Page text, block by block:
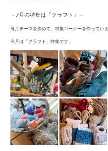
－ 7月の特集は「クラフト」 －
毎月テーマを決めて、特集コーナーを作っていま
今月は「クラフト」特集です。